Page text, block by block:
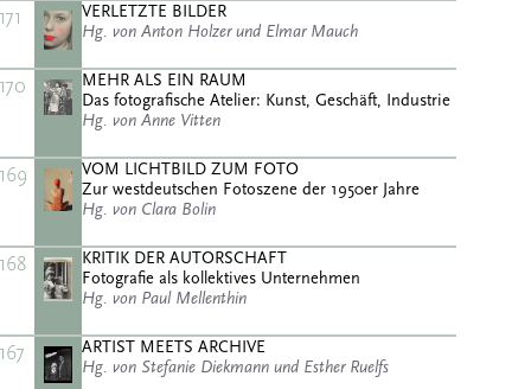
171
VERLETZTE BILDER
Hg. von Anton Holzer und Elmar Mauch
170
MEHR ALS EIN RAUM
Das fotografische Atelier: Kunst, Geschäft, Industrie
Hg. von Anne Vitten
169
VOM LICHTBILD ZUM FOTO
Zur westdeutschen Fotoszene der 1950er Jahre
Hg. von Clara Bolin
168
KRITIK DER AUTORSCHAFT
Fotografie als kollektives Unternehmen
Hg. von Paul Mellenthin
167
ARTIST MEETS ARCHIVE
Hg. von Stefanie Diekmann und Esther Ruelfs